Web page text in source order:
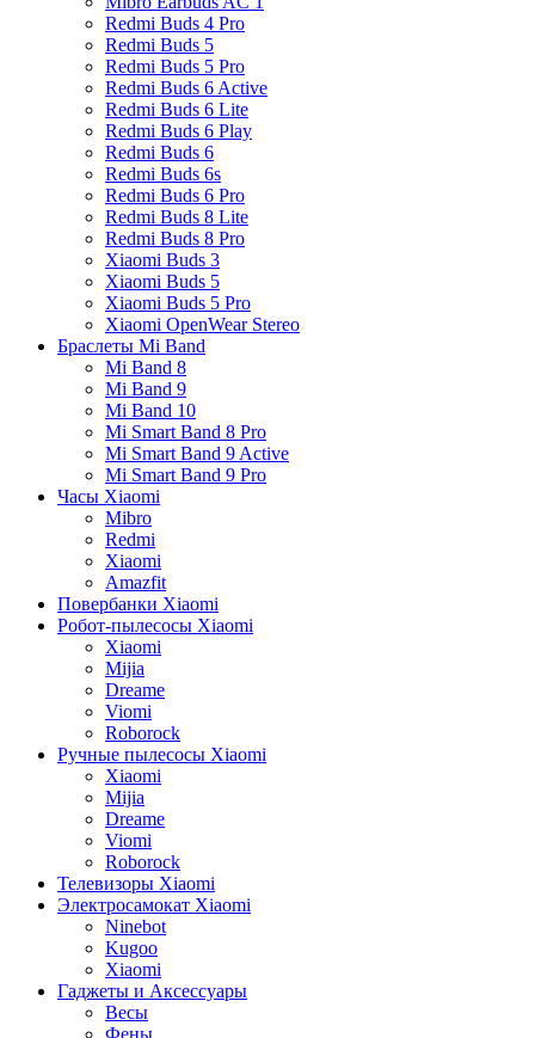
Redmi Buds 4 Pro
Redmi Buds 5
Redmi Buds 5 Pro
Redmi Buds 6 Active
Redmi Buds 6 Lite
Redmi Buds 6 Play
Redmi Buds 6
Redmi Buds 6s
Redmi Buds 6 Pro
Redmi Buds 8 Lite
Redmi Buds 8 Pro
Xiaomi Buds 3
Xiaomi Buds 5
Xiaomi Buds 5 Pro
Xiaomi OpenWear Stereo
Браслеты Mi Band
Mi Band 8
Mi Band 9
Mi Band 10
Mi Smart Band 8 Pro
Mi Smart Band 9 Active
Mi Smart Band 9 Pro
Часы Xiaomi
Mibro
Redmi
Xiaomi
Amazfit
Повербанки Xiaomi
Робот-пылесосы Xiaomi
Xiaomi
Mijia
Dreame
Viomi
Roborock
Ручные пылесосы Xiaomi
Xiaomi
Mijia
Dreame
Viomi
Roborock
Телевизоры Xiaomi
Электросамокат Xiaomi
Ninebot
Kugoo
Xiaomi
Гаджеты и Аксессуары
Весы
Фены